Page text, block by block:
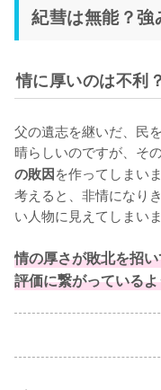
紀彗は無能？強
情に厚いのは不利
父の遺志を継いだ、民
晴らしいのですが、そ
の敗因を作ってしまい
考えると、非情になり
い人物に見えてしまいま
情の厚さが敗北を招
評価に繋がっている